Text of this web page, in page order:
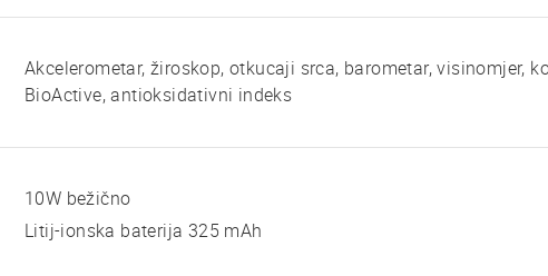
Akcelerometar, žiroskop, otkucaji srca, barometar, visinomjer,
BioActive, antioksidativni indeks
10W bežično
Litij-ionska baterija 325 mAh